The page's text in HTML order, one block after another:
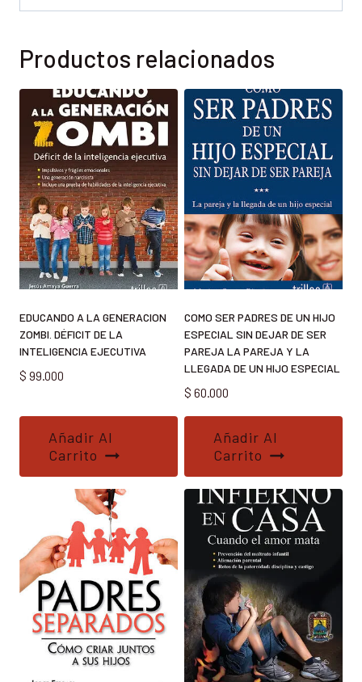
Productos relacionados
EDUCANDO A LA GENERACION
ZOMBI. DÉFICIT DE LA
INTELIGENCIA EJECUTIVA
$ 99.000
Añadir Al
Carrito
COMO SER PADRES DE UN HIJO
ESPECIAL SIN DEJAR DE SER
PAREJA LA PAREJA Y LA
LLEGADA DE UN HIJO ESPECIAL
$ 60.000
Añadir Al
Carrito